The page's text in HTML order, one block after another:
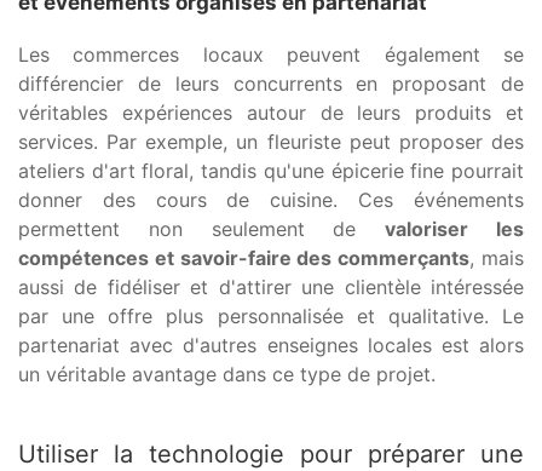
Les commerces locaux peuvent également se
différencier de leurs concurrents en proposant de
véritables expériences autour de leurs produits et
services. Par exemple, un fleuriste peut proposer des
ateliers d'art floral, tandis qu'une épicerie fine pourrait
donner des cours de cuisine. Ces événements
permettent non seulement devaloriser les
compétences et savoir-faire des commerçants, mais
aussi de fidéliser et d'attirer une clientèle intéressée
par une offre plus personnalisée et qualitative. Le
partenariat avec d'autres enseignes locales est alors
un véritable avantage dans ce type de projet.
Utiliser la technologie pour préparer une